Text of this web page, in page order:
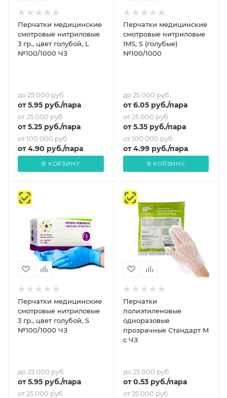
Перчатки медицинские
смотровые нитриловые
3 гр., цвет голубой, L
№100/1000 ЧЗ
до 25 000 руб
от5.95 руб./пара
от 25 000 руб
от5.25 руб./пара
от 100 000 руб
от4.90 руб./пара
В КОРЗИНУ
Перчатки медицинские
смотровые нитриловые
IMS, S (голубые)
№100/1000
до 25 000 руб
от6.05руб./пара
от 25 000 руб
от5.35руб./пара
от 100 000 руб
от4.99руб./пара
В КОРЗИНУ
Перчатки медицинские
смотровые нитриловые
3 гр., цвет голубой, S
№100/1000 ЧЗ
до 25 000 руб
от5.95 руб./пара
от 25 000 руб
Перчатки
полиэтиленовые
одноразовые
прозрачные Стандарт M
с ЧЗ
до 25 000 руб
от0.53руб./пара
от 25 000 руб